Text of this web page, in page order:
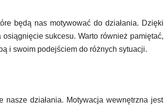
będą nas motywować do działania. Dzięki
sukcesu. Warto również pamiętać,
i swoim podejściem do różnych sytuacji.
nasze działania. Motywacja wewnętrzna jest